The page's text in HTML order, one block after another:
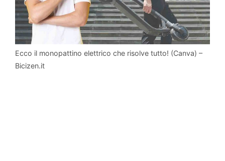
Ecco il monopattino elettrico che risolve tutto! (Canva) –
Bicizen.it